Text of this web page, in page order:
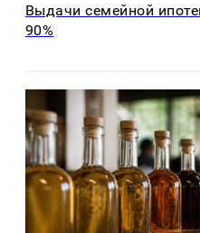
Выдачи семейной
90%